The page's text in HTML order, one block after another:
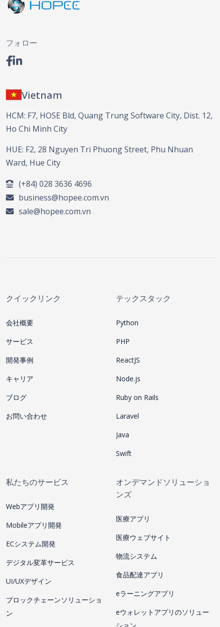
フォロー
Vietnam
HCM: F7, HOSE Bld, Quang Trung Software City, Dist. 12,
Ho Chi Minh City
HUE: F2, 28 Nguyen Tri Phuong Street, Phu Nhuan
Ward, Hue City
(+84) 028 3636 4696
business@hopee.com.vn
sale@hopee.com.vn
クイックリンク
会社概要
サービス
開発事例
キャリア
ブログ
お問い合わせ
テックスタック
Python
PHP
ReactJS
Node.js
Ruby on Rails
Laravel
Java
Swift
私たちのサービス
Webアプリ開発
Mobileアプリ開発
ECシステム開発
デジタル変革サービス
UI/UXデザイン
ブロックチェーンソリューショ
ン
オンデマンドソリューショ
ンズ
医療アプリ
医療ウェブサイト
物流システム
食品配達アプリ
eラーニングアプリ
eウォレットアプリのソリュー
ション